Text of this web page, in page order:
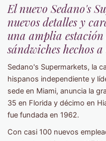
El nuevo Sedano's
nuevos detalles y
una amplia estación
sándwiches hechos
Sedano's Supermarkets, la
hispanos independiente y
sede en Miami, anuncia la
35 en Florida y décimo en
fue fundada en 1962.
Con casi 100 nuevos